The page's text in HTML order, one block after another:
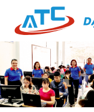
content